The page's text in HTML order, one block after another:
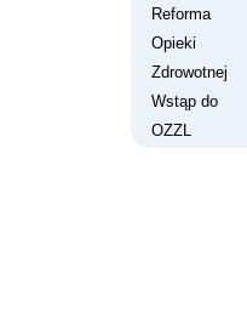
Reforma
Opieki
Zdrowotnej
Wstąp do
OZZL